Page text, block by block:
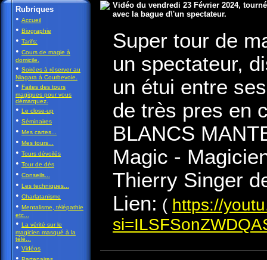
Rubriques
• Accueil
• Biographie
• Tarifs:
• Cours de magie à
domicile.
• Soirées à réserver au
Niagara à Courbevoie.
• Faites des tours
magiques pour vous
démarquez.
• Le close-up
• Séminaires
• Mes cartes...
• Mes tours...
• Tours dévoilés
• Tour de dés
• Conseils...
• Les techniques...
• Charlatanisme
• Mentalisme, télépathie
etc...
• La vérité sur le
magicien masqué à la
télé...
• Vidéos
•
Vidéo du vendredi 23 Février 2024,
avec la bague d\'un spectateur.
Super tour de
un spectateur,
un étui entre
de très pres en
BLANCS
Magic -
Thierry Singer
Lien: ( https://